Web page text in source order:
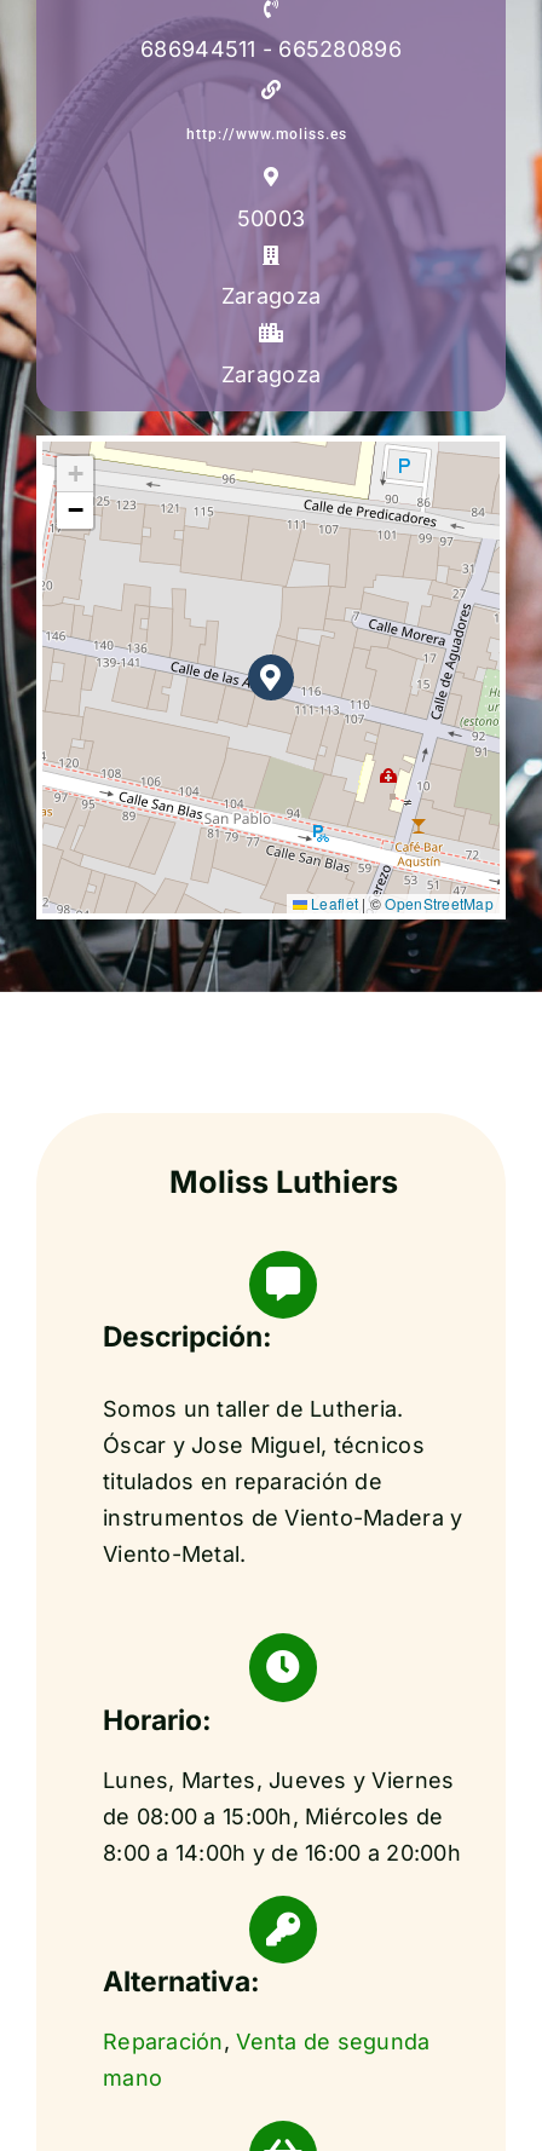
686944511 - 665280896
http://www.moliss.es
50003
Zaragoza
Zaragoza
+
−
Leaflet | ©OpenStreetMap
Moliss Luthiers
Descripción:
Somos un taller de Lutheria.
Óscar y Jose Miguel, técnicos
titulados en reparación de
instrumentos de Viento-Madera y
Viento-Metal.
Horario:
Lunes, Martes, Jueves y Viernes
de 08:00 a 15:00h, Miércoles de
8:00 a 14:00h y de 16:00 a 20:00h
Alternativa:
Reparación,Venta de segunda
mano